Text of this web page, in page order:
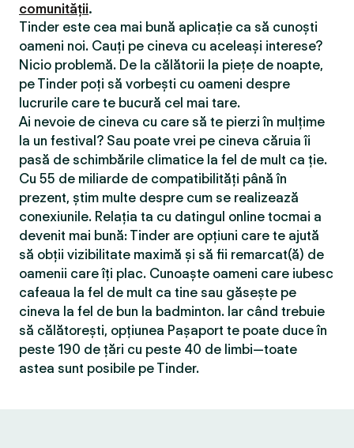
comunității.
Tinder este cea mai bună aplicație ca să cunoști
oameni noi. Cauți pe cineva cu aceleași interese?
Nicio problemă. De la călătorii la piețe de noapte,
pe Tinder poți să vorbești cu oameni despre
lucrurile care te bucură cel mai tare.
Ai nevoie de cineva cu care să te pierzi în mulțime
la un festival? Sau poate vrei pe cineva căruia îi
pasă de schimbările climatice la fel de mult ca ție.
Cu 55 de miliarde de compatibilităţi până în
prezent, știm multe despre cum se realizează
conexiunile. Relația ta cu datingul online tocmai a
devenit mai bună: Tinder are opțiuni care te ajută
să obții vizibilitate maximă și să fii remarcat(ă) de
oamenii care îți plac. Cunoaște oameni care iubesc
cafeaua la fel de mult ca tine sau găsește pe
cineva la fel de bun la badminton. Iar când trebuie
să călătorești, opțiunea Pașaport te poate duce în
peste 190 de țări cu peste 40 de limbi—toate
astea sunt posibile pe Tinder.